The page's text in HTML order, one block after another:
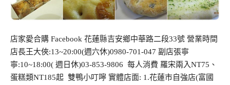
店家愛合購 Facebook 花蓮縣吉安鄉中華路二段33號 營業時間
店長王大俠:13~20:00(週六休)0980-701-047 副店張寧
寧:10~18:00( 週日休)03-853-9806 每人消費 羅宋兩入NT75、
蛋糕類NT185起 雙鴨小叮嚀 實體店面: 1.花蓮市自強店(富國